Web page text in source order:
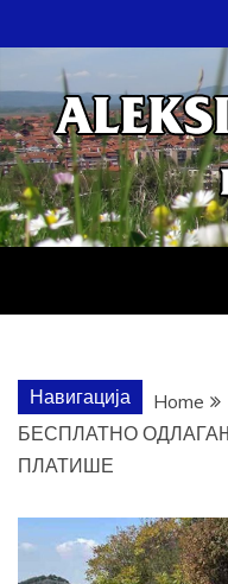
to
content
ДРУШТВО,
СПОРТ,
Навигација Home
БЕСПЛАТНО
ПЛАТИШЕ